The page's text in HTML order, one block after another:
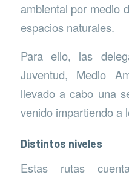
ambiental por medio
espacios naturales.
Para ello, las
Juventud, Medio
llevado a cabo una
venido impartiendo a
Distintos niveles
Estas rutas